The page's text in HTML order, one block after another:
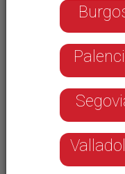
Sus últimas noticias
Arte